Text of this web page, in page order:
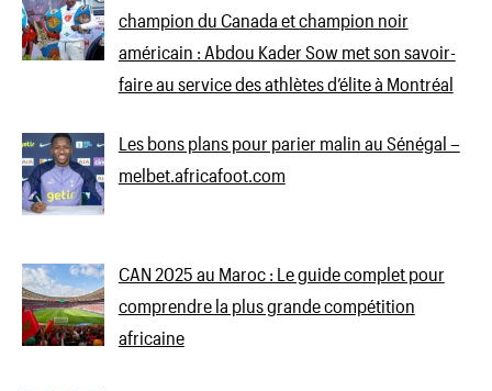
champion du Canada et champion noir
américain : Abdou Kader Sow met son savoir-
faire au service des athlètes d’élite à Montréal
Les bons plans pour parier malin au Sénégal –
melbet.africafoot.com
CAN 2025 au Maroc : Le guide complet pour
comprendre la plus grande compétition
africaine